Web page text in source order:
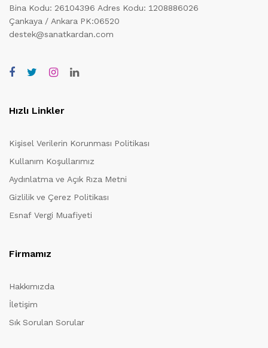
Bina Kodu: 26104396 Adres Kodu: 1208886026
Çankaya / Ankara PK:06520
destek@sanatkardan.com
Hızlı Linkler
Kişisel Verilerin Korunması Politikası
Kullanım Koşullarımız
Aydınlatma ve Açık Rıza Metni
Gizlilik ve Çerez Politikası
Esnaf Vergi Muafiyeti
Firmamız
Hakkımızda
İletişim
Sık Sorulan Sorular